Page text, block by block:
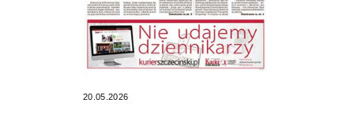
20.05.2026